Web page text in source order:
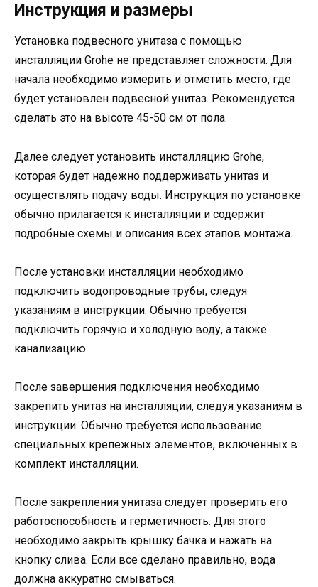
Инструкция и размеры
Установка подвесного унитаза с помощью
инсталляции Grohe не представляет сложности. Для
начала необходимо измерить и отметить место, где
будет установлен подвесной унитаз. Рекомендуется
сделать это на высоте 45-50 см от пола.
Далее следует установить инсталляцию Grohe,
которая будет надежно поддерживать унитаз и
осуществлять подачу воды. Инструкция по установке
обычно прилагается к инсталляции и содержит
подробные схемы и описания всех этапов монтажа.
После установки инсталляции необходимо
подключить водопроводные трубы, следуя
указаниям в инструкции. Обычно требуется
подключить горячую и холодную воду, а также
канализацию.
После завершения подключения необходимо
закрепить унитаз на инсталляции, следуя указаниям в
инструкции. Обычно требуется использование
специальных крепежных элементов, включенных в
комплект инсталляции.
После закрепления унитаза следует проверить его
работоспособность и герметичность. Для этого
необходимо закрыть крышку бачка и нажать на
кнопку слива. Если все сделано правильно, вода
должна аккуратно смываться.